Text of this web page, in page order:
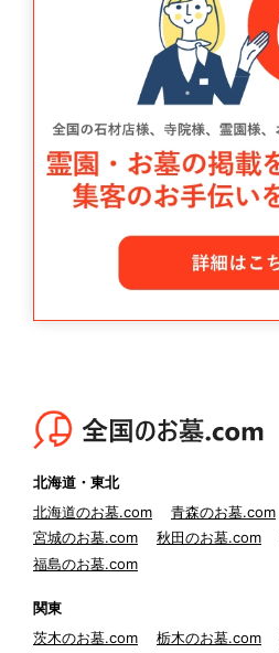
北海道・東北
北海道のお墓.com
青森のお墓.com
宮城のお墓.com
秋田のお墓.com
福島のお墓.com
関東
茨木のお墓.com
栃木のお墓.com